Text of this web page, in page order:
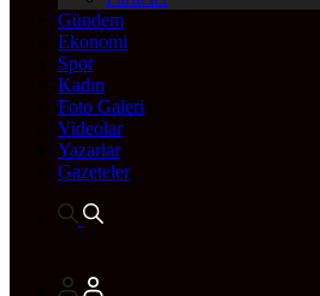
Gündem
Ekonomi
Spor
Kadın
Foto Galeri
Videolar
Yazarlar
Gazeteler